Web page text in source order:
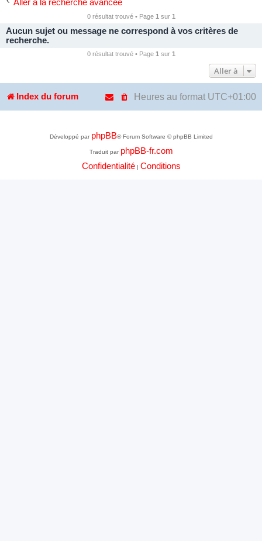
Aller à la recherche avancée
0 résultat trouvé • Page 1 sur 1
Aucun sujet ou message ne correspond à vos critères de
recherche.
0 résultat trouvé • Page 1 sur 1
Aller à
Index du forum Heures au format UTC+01:00
Développé par phpBB® Forum Software © phpBB Limited
Traduit par phpBB-fr.com
Confidentialité| Conditions